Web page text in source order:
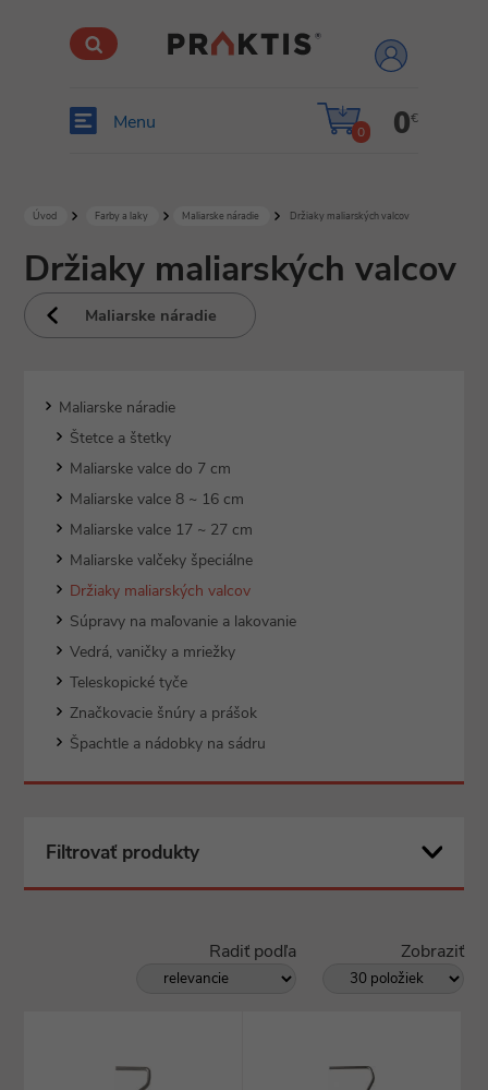
prihlásiť
sa
0 0€
Menu
Úvod Farby a laky Maliarske náradie Držiaky maliarských valcov
Držiaky maliarských valcov
Maliarske náradie
Maliarske náradie
Štetce a štetky
Maliarske valce do 7 cm
Maliarske valce 8 ~ 16 cm
Maliarske valce 17 ~ 27 cm
Maliarske valčeky špeciálne
Držiaky maliarských valcov
Súpravy na maľovanie a lakovanie
Vedrá, vaničky a mriežky
Teleskopické tyče
Značkovacie šnúry a prášok
Špachtle a nádobky na sádru
Filtrovať produkty
Radiť podľa Zobraziť